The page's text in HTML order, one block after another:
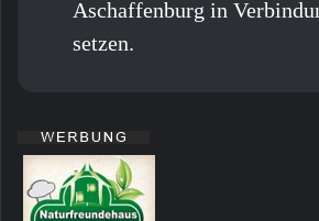
Aschaffenburg in
setzen.